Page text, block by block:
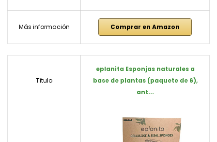
Más información Comprar en Amazon
Título
eplanita Esponjas naturales a
base de plantas (paquete de 6),
ant...